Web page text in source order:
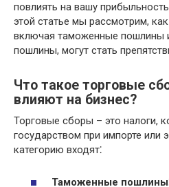
повлиять на вашу
этой статье мы рассмотрим,
включая таможенные пошлины
пошлины, могут стать
Что такое торговые
влияют на бизнес?
Торговые сборы – это налоги,
государством при импорте или
категорию входят⁚
Таможенные пошлины